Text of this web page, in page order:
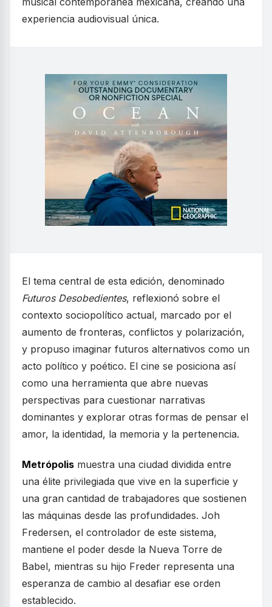
experiencia audiovisual única.
El tema central de esta edición, denominado
Futuros Desobedientes, reflexionó sobre el
contexto sociopolítico actual, marcado por el
aumento de fronteras, conflictos y polarización,
y propuso imaginar futuros alternativos como un
acto político y poético. El cine se posiciona así
como una herramienta que abre nuevas
perspectivas para cuestionar narrativas
dominantes y explorar otras formas de pensar el
amor, la identidad, la memoria y la pertenencia.
Metrópolis muestra una ciudad dividida entre
una élite privilegiada que vive en la superficie y
una gran cantidad de trabajadores que sostienen
las máquinas desde las profundidades. Joh
Fredersen, el controlador de este sistema,
mantiene el poder desde la Nueva Torre de
Babel, mientras su hijo Freder representa una
esperanza de cambio al desafiar ese orden
establecido.